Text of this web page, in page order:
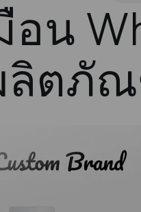
อน
ลิตภั